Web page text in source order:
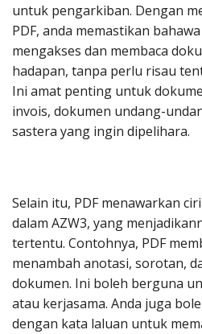
untuk pengarkiban. Dengan
PDF, anda memastikan
mengakses dan membaca
hadapan, tanpa perlu risau
Ini amat penting untuk
invois, dokumen undang-
sastera yang ingin dipelihara.
Selain itu, PDF menawarkan
dalam AZW3, yang
tertentu. Contohnya, PDF
menambah anotasi, sorotan,
dokumen. Ini boleh berguna
atau kerjasama. Anda juga
dengan kata laluan untuk